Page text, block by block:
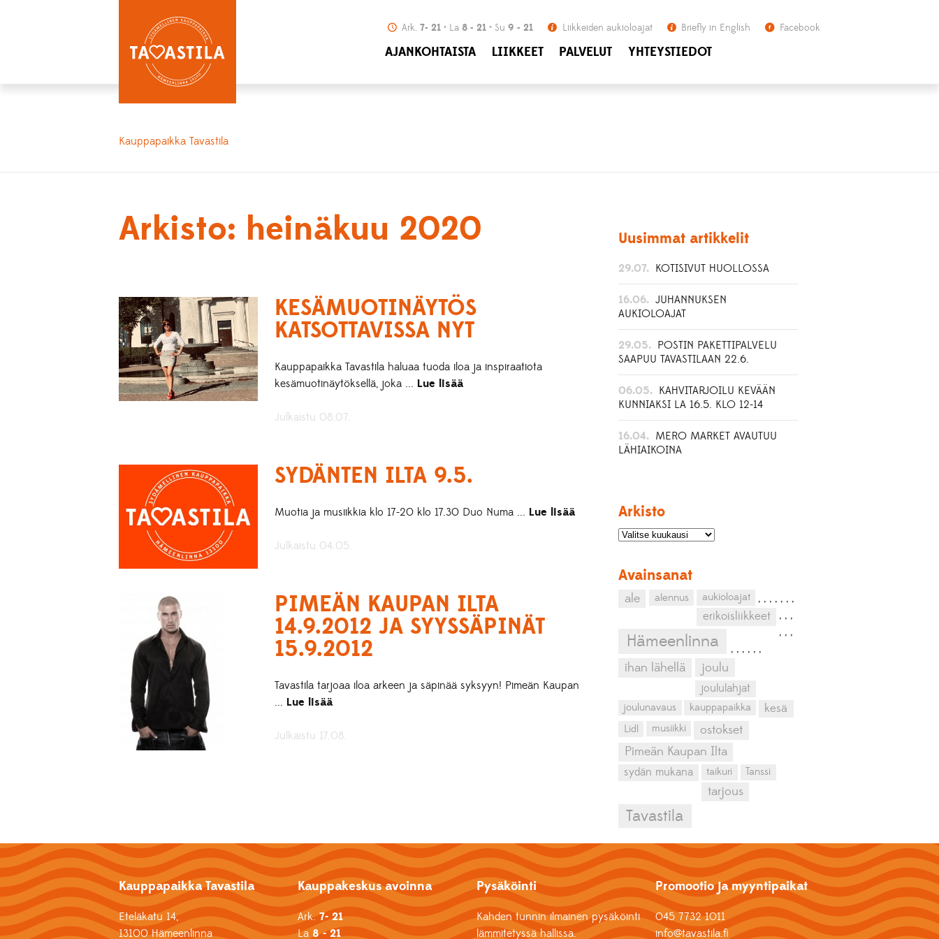
Ark. 7- 21 La 8 - 21 Su 9 - 21 Liikkeiden aukioloajat Briefly in English Facebook
AJANKOHTAISTA LIIKKEET PALVELUT YHTEYSTIEDOT
Kauppapaikka Tavastila
Arkisto: heinäkuu 2020
KESÄMUOTINÄYTÖS
KATSOTTAVISSA NYT
Kauppapaikka Tavastila haluaa tuoda iloa ja inspiraatiota
kesämuotinäytöksellä, joka ... Lue lisää
Julkaistu 08.07.
SYDÄNTEN ILTA 9.5.
Muotia ja musiikkia klo 17-20 klo 17.30 Duo Numa ... Lue lisää
Julkaistu 04.05.
PIMEÄN KAUPAN ILTA
14.9.2012 JA SYYSSÄPINÄT
15.9.2012
Tavastila tarjoaa iloa arkeen ja säpinää syksyyn! Pimeän Kaupan
... Lue lisää
Julkaistu 17.08.
Uusimmat artikkelit
29.07. KOTISIVUT HUOLLOSSA
16.06. JUHANNUKSEN
AUKIOLOAJAT
29.05. POSTIN PAKETTIPALVELU
SAAPUU TAVASTILAAN 22.6.
06.05. KAHVITARJOILU KEVÄÄN
KUNNIAKSI LA 16.5. KLO 12-14
16.04. MERO MARKET AVAUTUU
LÄHIAIKOINA
Arkisto
Avainsanat
ale ,
alennus ,
aukioloajat ,
erikoisliikkeet
,
Hämeenlinna
,
ihan lähellä
,
joulu
,
joululahjat
,
joulunavaus
,
kauppapaikka
,
kesä
,
Lidl
,
musiikki
,
ostokset
,
Pimeän Kaupan Ilta
,
sydän mukana
,
taikuri
,
Tanssi
,
tarjous
,
Tavastila
Kauppapaikka Tavastila
Eteläkatu 14,
13100 Hämeenlinna
Kauppakeskus avoinna
Ark.7- 21
La 8 - 21
Pysäköinti
Kahden tunnin ilmainen pysäköinti
lämmitetyssä hallissa.
Promootio ja myyntipaikat
045 7732 1011
info@tavastila.fi